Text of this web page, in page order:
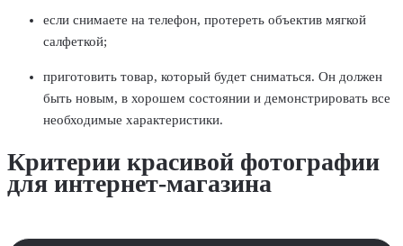
если снимаете на телефон, протереть объектив мягкой
салфеткой;
приготовить товар, который будет сниматься. Он должен
быть новым, в хорошем состоянии и демонстрировать все
необходимые характеристики.
Критерии красивой фотографии
для интернет-магазина